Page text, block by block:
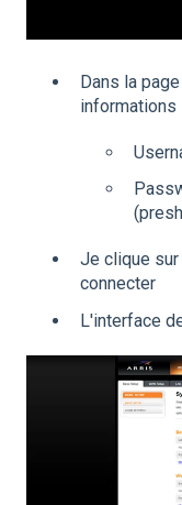
Dans la
informations
Je clique sur
connecter
L'interface